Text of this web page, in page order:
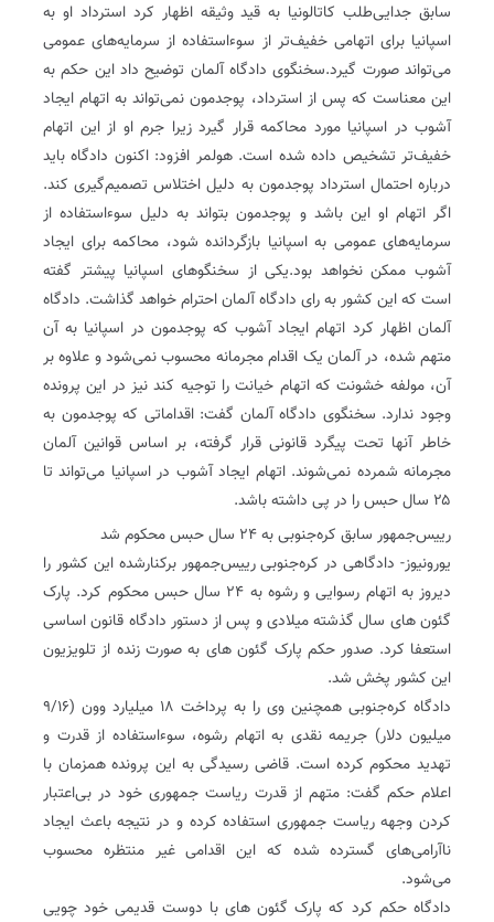
سابق جدایی‌طلب کاتالونیا به قید وثیقه اظهار کرد‌ استرداد او به
اسپانیا برای اتهامی خفیف‌تر از سوءاستفاده از سرمایه‌های عمومی
می‌تواند صورت گیرد.سخنگوی دادگاه آلمان توضیح داد‌ این حکم به
این معناست که پس از استرداد، پوجدمون نمی‌تواند به اتهام ایجاد
آشوب در اسپانیا مورد محاکمه قرار گیرد زیرا جرم او از این اتهام
خفیف‌تر تشخیص داده شده است. هولمر افزود: اکنون دادگاه باید
درباره احتمال استرداد پوجدمون به دلیل اختلاس تصمیم‌گیری کند.
اگر اتهام او این باشد و پوجدمون بتواند به دلیل سوءاستفاده از
سرمایه‌های عمومی به اسپانیا بازگردانده شود، محاکمه برای ایجاد
آشوب ممکن نخواهد بود.یکی از سخنگوهای اسپانیا پیشتر گفته
است که این کشور به رای دادگاه آلمان احترام خواهد گذاشت. دادگاه
آلمان اظهار کرد‌ اتهام ایجاد آشوب که پوجدمون در اسپانیا به آن
متهم شده، در آلمان یک اقدام مجرمانه محسوب نمی‌شود و علاوه بر
آن، مولفه‌ خشونت که اتهام خیانت را توجیه کند نیز در این پرونده
وجود ندارد. سخنگوی دادگاه آلمان گفت: اقداماتی که پوجدمون به
خاطر آنها تحت پیگرد قانونی قرار گرفته، بر اساس قوانین آلمان
مجرمانه شمرده نمی‌شوند. اتهام ایجاد آشوب در اسپانیا می‌تواند تا
۲۵ سال حبس را در پی داشته باشد.
رییس‌جمهور سابق کره‌جنوبی به ۲۴ سال حبس محکوم شد
یورونیوز- دادگاهی در کره‌جنوبی رییس‌جمهور‌ برکنار‌شده این کشور را
دیروز به اتهام رسوایی و رشوه به ۲۴ سال حبس محکوم کرد. پارک
گئون ‌های سال گذشته میلادی و پس از دستور دادگاه قانون اساسی
استعفا کرد. صدور حکم پارک گئون‌ های به صورت زنده از تلویزیون
این کشور پخش شد.
دادگاه کره‌جنوبی همچنین وی را به پرداخت ۱۸ میلیارد وون (۹/۱۶
میلیون دلار) جریمه نقدی به اتهام رشوه، سوءاستفاده از قدرت و
تهدید محکوم کرده است. قاضی رسیدگی به این پرونده همزمان با
اعلام حکم گفت: متهم از قدرت ریاست جمهوری خود در بی‌اعتبار
کردن وجهه ریاست جمهوری استفاده کرده و در نتیجه باعث ایجاد
ناآرامی‌های گسترده شده که این اقدامی غیر منتظره محسوب
می‌شود.
دادگاه حکم کرد که پارک گئون ‌های با دوست قدیمی خود چویی